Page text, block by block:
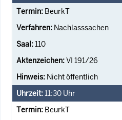
BeurkT
Nachlasssachen
110
VI 191/26
Nicht öffentlich
11:30 Uhr
BeurkT